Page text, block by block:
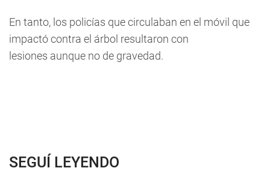
En tanto, los policías que circulaban en el móvil que
impactó contra el árbol resultaron con
lesiones aunque no de gravedad.
SEGUÍ LEYENDO